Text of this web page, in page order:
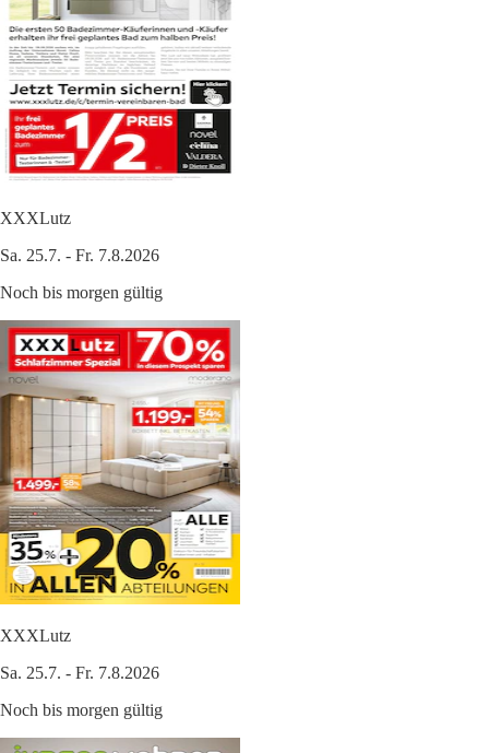
XXXLutz
Sa. 25.7. - Fr. 7.8.2026
Noch bis morgen gültig
XXXLutz
Sa. 25.7. - Fr. 7.8.2026
Noch bis morgen gültig